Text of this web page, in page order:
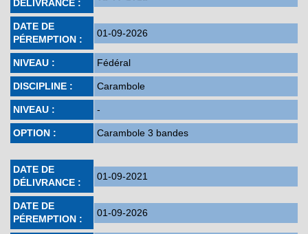
DÉLIVRANCE :
DATE DE
PÉREMPTION :
01-09-2026
NIVEAU : Fédéral
DISCIPLINE : Carambole
NIVEAU : -
OPTION : Carambole 3 bandes
DATE DE
DÉLIVRANCE :
01-09-2021
DATE DE
PÉREMPTION :
01-09-2026